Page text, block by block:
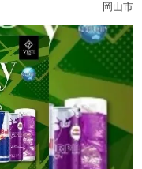
岡山市